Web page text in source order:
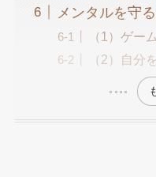
メンタルを守
（1）ゲー
（2）自分